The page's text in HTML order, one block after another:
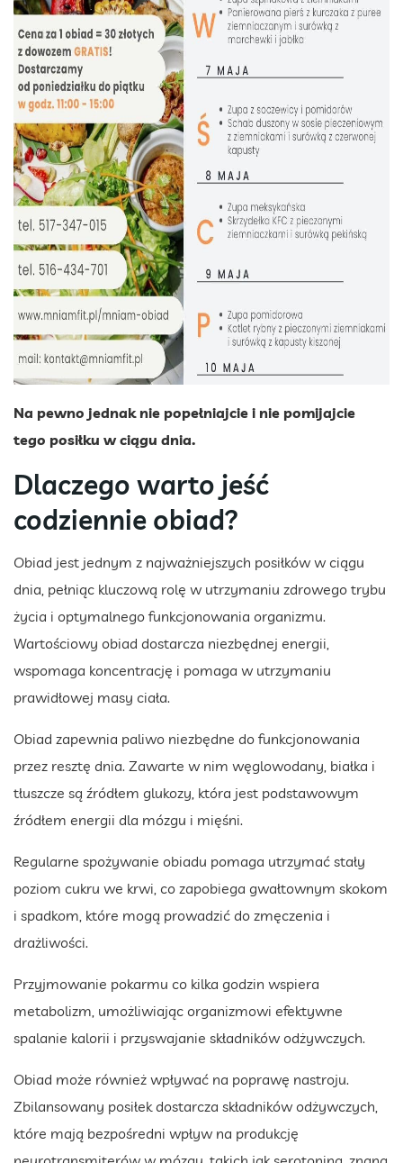
Na pewno jednak nie popełniajcie i nie pomijajcie
tego posiłku w ciągu dnia.
Dlaczego warto jeść
codziennie obiad?
Obiad jest jednym z najważniejszych posiłków w ciągu
dnia, pełniąc kluczową rolę w utrzymaniu zdrowego trybu
życia i optymalnego funkcjonowania organizmu.
Wartościowy obiad dostarcza niezbędnej energii,
wspomaga koncentrację i pomaga w utrzymaniu
prawidłowej masy ciała.
Obiad zapewnia paliwo niezbędne do funkcjonowania
przez resztę dnia. Zawarte w nim węglowodany, białka i
tłuszcze są źródłem glukozy, która jest podstawowym
źródłem energii dla mózgu i mięśni.
Regularne spożywanie obiadu pomaga utrzymać stały
poziom cukru we krwi, co zapobiega gwałtownym skokom
i spadkom, które mogą prowadzić do zmęczenia i
drażliwości.
Przyjmowanie pokarmu co kilka godzin wspiera
metabolizm, umożliwiając organizmowi efektywne
spalanie kalorii i przyswajanie składników odżywczych.
Obiad może również wpływać na poprawę nastroju.
Zbilansowany posiłek dostarcza składników odżywczych,
które mają bezpośredni wpływ na produkcję